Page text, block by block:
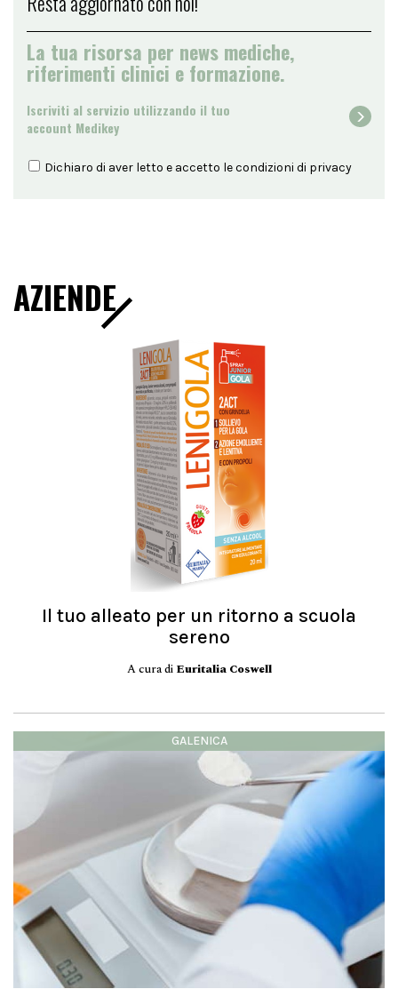
La tua risorsa per news mediche,
riferimenti clinici e formazione.
Iscriviti al servizio utilizzando il tuo
account Medikey
Dichiaro di aver letto e accetto le condizioni di privacy
AZIENDE
Il tuo alleato per un ritorno a scuola
sereno
A cura di Euritalia Coswell
GALENICA